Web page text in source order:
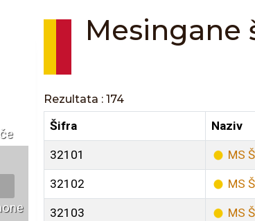
Mesingane
Rezultata : 174
Šifra Naziv
32101 MS
32102 MS
32103 MS